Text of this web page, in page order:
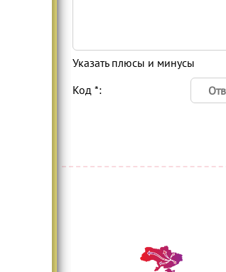
Указать плюсы и минусы
Код *: